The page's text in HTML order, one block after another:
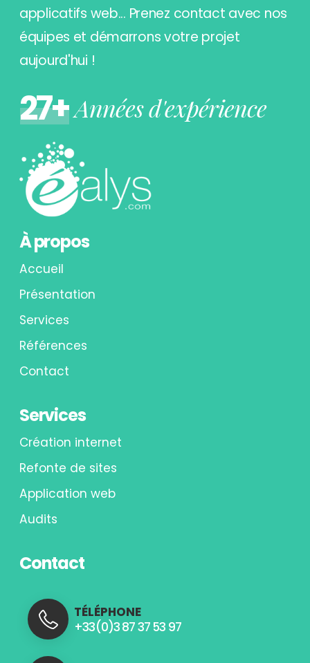
applicatifs web... Prenez contact avec nos
équipes et démarrons votre projet
aujourd'hui !
27+Années d'expérience
À propos
Accueil
Présentation
Services
Références
Contact
Services
Création internet
Refonte de sites
Application web
Audits
Contact
TÉLÉPHONE
+33(0)3 87 37 53 97